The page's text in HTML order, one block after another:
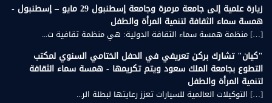
زيارة علمية إلى جامعة مرمرة وجامعة إسطنبول 29 مايو – إسطنبول -
همسة سماء الثقافة لتنمية المرأة والطفل
[…] منظمة همسة سماء الثقافة الدولية: هي منظمة ثقافية ت...
"كيان" تشارك بركن تعريفي في الحفل الختامي السنوي لمكتب
التطوع بجامعة الملك سعود ويتم تكريمها - همسة سماء الثقافة
لتنمية المرأة والطفل
[…] التوكيلات العالمية للسيارات تعزز رعايتها لبطلة الر...